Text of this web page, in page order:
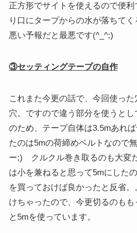
正方形でサイトを使えるので便利
り口にタープからの水が落ちて
悪い予報だと最悪です(^_^;)
③セッティングテープの自作
これまた今更の話で、今回使っ
穴。ですので違う部分を使うと
のため、テープ自体は3.5mあれ
たのは5mの荷締めベルトなので
ー;) クルクル巻き取るのも大変
は小を兼ねると思って5mにした
を買っておけば良かったと反省
けちゃったので、今更切るのも
と5mを使っています。